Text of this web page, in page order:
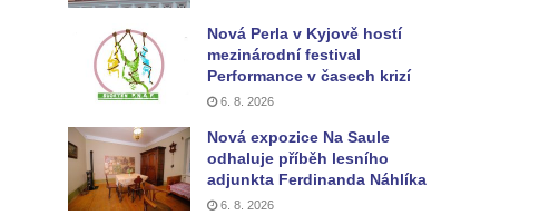
Nová Perla v Kyjově hostí
mezinárodní festival
Performance v časech krizí
6. 8. 2026
Nová expozice Na Saule
odhaluje příběh lesního
adjunkta Ferdinanda Náhlíka
6. 8. 2026